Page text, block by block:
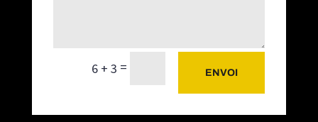
6 + 3 = ENVOI